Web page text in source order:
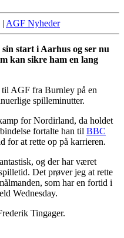
| AGF Nyheder
start i Aarhus og ser nu
kan sikre ham en lang
til AGF fra Burnley på en
spilleminutter.
for Nordirland, da holdet
fortalte han til BBC
for at rette op på karrieren.
og der har været
Det prøver jeg at rette
som har en fortid i
Wednesday.